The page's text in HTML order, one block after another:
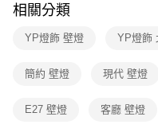
結帳頁面，進行簡訊認證並確認
３．收到繳費通知簡訊後14天
※ 請注意：結帳手續完成當下
※ 交易是否成功請以「AFTEE
相關分類
YP燈飾 壁燈 YP燈飾
簡約 壁燈 現代 壁燈
E27 壁燈 客廳 壁燈